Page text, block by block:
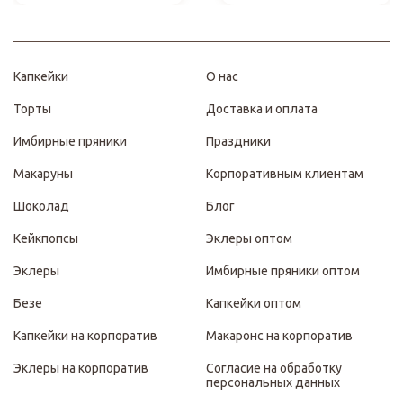
Капкейки
Торты
Имбирные пряники
Макаруны
Шоколад
Кейкпопсы
Эклеры
Безе
Капкейки на корпоратив
Эклеры на корпоратив
О нас
Доставка и оплата
Праздники
Корпоративным клиентам
Блог
Эклеры оптом
Имбирные пряники оптом
Капкейки оптом
Макаронс на корпоратив
Согласие на обработку
персональных данных